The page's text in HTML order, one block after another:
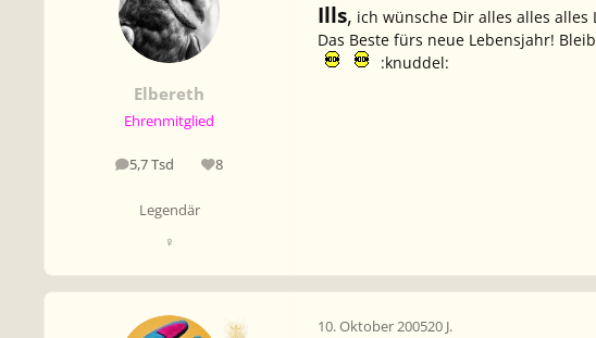
Elbereth
Ehrenmitglied
5,7 Tsd
Beiträge 8
Reputation
Legendär
♀
Ills, ich wünsche Dir alles alles
Das Beste fürs neue Lebensjahr!
:knuddel:
10. Oktober 200520 J.